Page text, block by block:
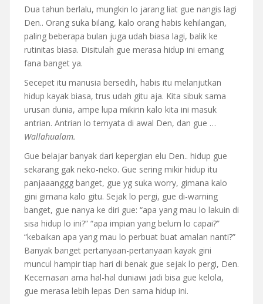
Dua tahun berlalu, mungkin lo jarang liat gue nangis lagi
Den.. Orang suka bilang, kalo orang habis kehilangan,
paling beberapa bulan juga udah biasa lagi, balik ke
rutinitas biasa. Disitulah gue merasa hidup ini emang
fana banget ya.
Secepet itu manusia bersedih, habis itu melanjutkan
hidup kayak biasa, trus udah gitu aja. Kita sibuk sama
urusan dunia, ampe lupa mikirin kalo kita ini masuk
antrian. Antrian lo ternyata di awal Den, dan gue …
Wallahualam.
Gue belajar banyak dari kepergian elu Den.. hidup gue
sekarang gak neko-neko. Gue sering mikir hidup itu
panjaaanggg banget, gue yg suka worry, gimana kalo
gini gimana kalo gitu. Sejak lo pergi, gue di-warning
banget, gue nanya ke diri gue: “apa yang mau lo lakuin di
sisa hidup lo ini?” “apa impian yang belum lo capai?”
“kebaikan apa yang mau lo perbuat buat amalan nanti?”
Banyak banget pertanyaan-pertanyaan kayak gini
muncul hampir tiap hari di benak gue sejak lo pergi, Den.
Kecemasan ama hal-hal duniawi jadi bisa gue kelola,
gue merasa lebih lepas Den sama hidup ini.